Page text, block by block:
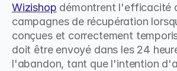
Wizishop démontrent l'efficacité
campagnes de récupération
conçues et correctement
doit être envoyé dans les 24
l'abandon, tant que l'intention